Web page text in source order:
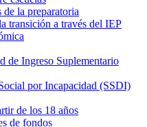
de la preparatoria
transición a través del IEP
de Ingreso Suplementario
por Incapacidad (SSDI)
de los 18 años
de fondos